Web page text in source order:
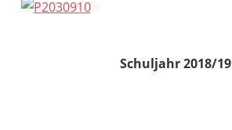
Schuljahr 2018/19